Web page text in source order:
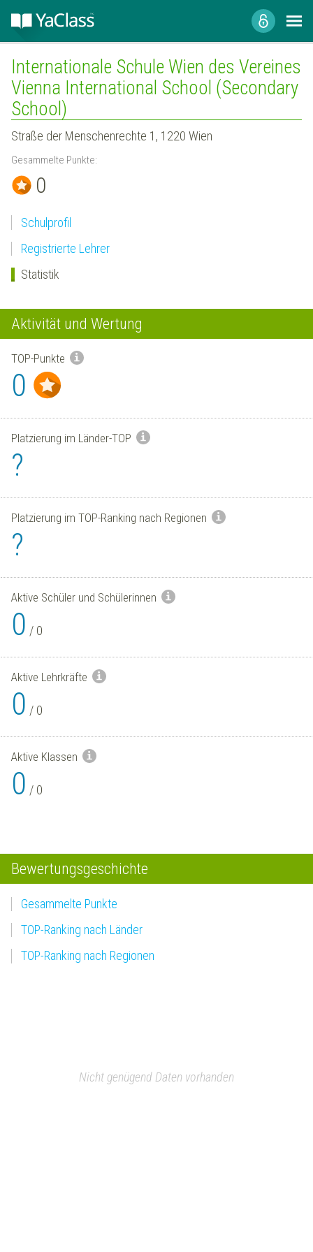
Internationale Schule Wien des Vereines
Vienna International School (Secondary
School)
Straße der Menschenrechte 1, 1220 Wien
Gesammelte Punkte:
0
Schulprofil
Registrierte Lehrer
Statistik
Aktivität und Wertung
TOP-Punkte
0
Platzierung im Länder-TOP
?
Platzierung im TOP-Ranking nach Regionen
?
Aktive Schüler und Schülerinnen
0 / 0
Aktive Lehrkräfte
0 / 0
Aktive Klassen
0 / 0
Bewertungsgeschichte
Gesammelte Punkte
TOP-Ranking nach Länder
TOP-Ranking nach Regionen
Nicht genügend Daten vorhanden